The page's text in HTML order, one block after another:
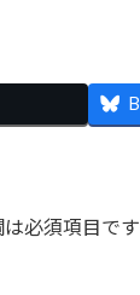
必須項目です